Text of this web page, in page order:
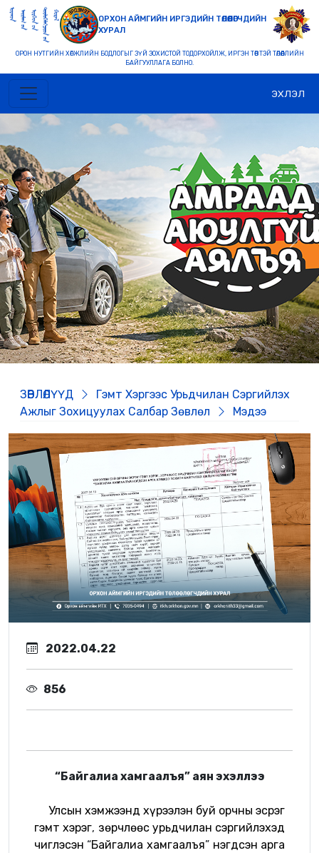
ОРХОН АЙМГИЙН ИРГЭДИЙН ТӨЛӨӨЛӨГЧДИЙН
ХУРАЛ
ОРОН НУТГИЙН ХӨГЖЛИЙН БОДЛОГЫГ ЗҮЙ ЗОХИСТОЙ ТОДОРХОЙЛЖ, ИРГЭН ТӨВТЭЙ ТӨЛӨӨЛЛИЙН
БАЙГУУЛЛАГА БОЛНО.
ЭХЛЭЛ
Previous Next
ЗӨВЛӨЛҮҮД
Гэмт Хэргээс Урьдчилан Сэргийлэх
Ажлыг Зохицуулах Салбар Зөвлөл
Мэдээ
2022.04.22
856
“Байгалиа хамгаалъя” аян эхэллээ
Улсын хэмжээнд хүрээлэн буй орчны эсрэг
гэмт хэрэг, зөрчлөөс урьдчилан сэргийлэхэд
чиглэсэн “Байгалиа хамгаалъя” нэгдсэн арга